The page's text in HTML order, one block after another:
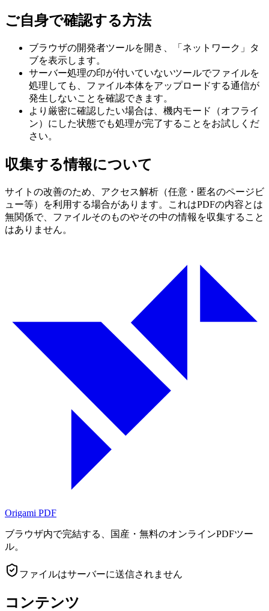
ご自身で確認する方法
ブラウザの開発者ツールを開き、「ネットワーク」タ
ブを表示します。
サーバー処理の印が付いていないツールでファイルを
処理しても、ファイル本体をアップロードする通信が
発生しないことを確認できます。
より厳密に確認したい場合は、機内モード（オフライ
ン）にした状態でも処理が完了することをお試しくだ
さい。
収集する情報について
サイトの改善のため、アクセス解析（任意・匿名のページビ
ュー等）を利用する場合があります。これはPDFの内容とは
無関係で、ファイルそのものやその中の情報を収集すること
はありません。
Origami PDF
ブラウザ内で完結する、国産・無料のオンラインPDFツー
ル。
ファイルはサーバーに送信されません
コンテンツ